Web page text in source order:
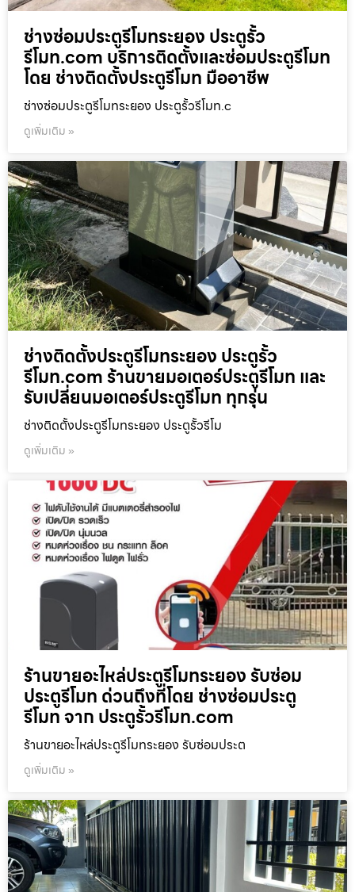
ช่างซ่อมประตูรีโมทระยอง ประตูรั้ว
รีโมท.com บริการติดตั้งและซ่อมประตูรีโมท
โดย ช่างติดตั้งประตูรีโมท มืออาชีพ
ช่างซ่อมประตูรีโมทระยอง ประตูรั้วรีโมท.c
ดูเพิ่มเติม »
ช่างติดตั้งประตูรีโมทระยอง ประตูรั้ว
รีโมท.com ร้านขายมอเตอร์ประตูรีโมท และ
รับเปลี่ยนมอเตอร์ประตูรีโมท ทุกรุ่น
ช่างติดตั้งประตูรีโมทระยอง ประตูรั้วรีโม
ดูเพิ่มเติม »
ร้านขายอะไหล่ประตูรีโมทระยอง รับซ่อม
ประตูรีโมท ด่วนถึงที่โดย ช่างซ่อมประตู
รีโมท จาก ประตูรั้วรีโมท.com
ร้านขายอะไหล่ประตูรีโมทระยอง รับซ่อมประต
ดูเพิ่มเติม »